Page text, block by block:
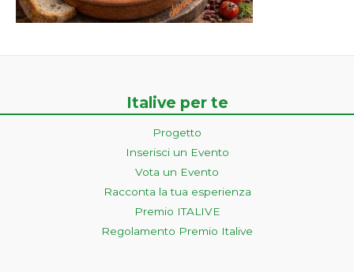
Italive per te
Progetto
Inserisci un Evento
Vota un Evento
Racconta la tua esperienza
Premio ITALIVE
Regolamento Premio Italive